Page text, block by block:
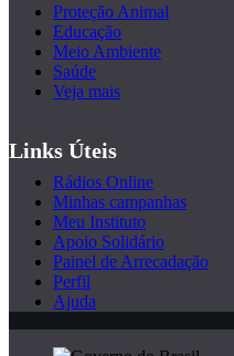
Proteção Animal
Educação
Meio Ambiente
Saúde
Veja mais
Links Úteis
Rádios Online
Minhas campanhas
Meu Instituto
Apoio Solidário
Painel de Arrecadação
Perfil
Ajuda